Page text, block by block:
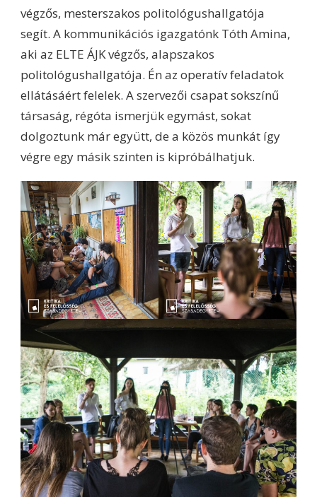
végzős, mesterszakos politológushallgatója
segít. A kommunikációs igazgatónk Tóth Amina,
aki az ELTE ÁJK végzős, alapszakos
politológushallgatója. Én az operatív feladatok
ellátásáért felelek. A szervezői csapat sokszínű
társaság, régóta ismerjük egymást, sokat
dolgoztunk már együtt, de a közös munkát így
végre egy másik szinten is kipróbálhatjuk.